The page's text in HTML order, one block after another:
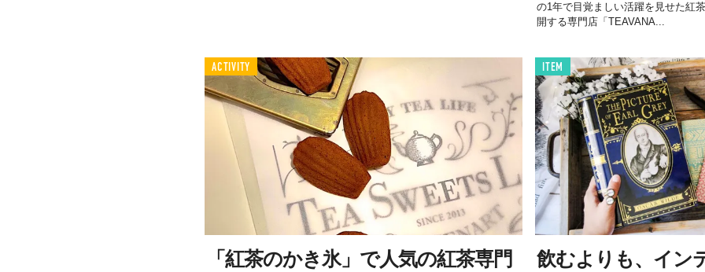
の1年で目覚ましい活躍を見せた紅
開する専門店「TEAVANA...
ACTIVITY
「紅茶のかき氷」で人気の紅茶専門
ITEM
飲むよりも、イン